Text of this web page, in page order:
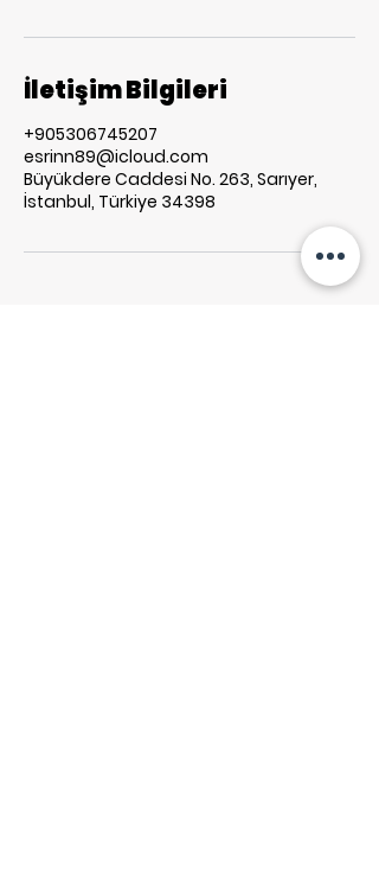
İletişim Bilgileri
+905306745207
esrinn89@icloud.com
Büyükdere Caddesi No. 263, Sarıyer,
İstanbul, Türkiye 34398